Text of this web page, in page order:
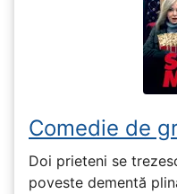
Comedie de
Doi prieteni se
poveste dementă